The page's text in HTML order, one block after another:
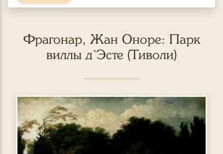
Фрагонар, Жан Оноре: Парк
виллы д`Эсте (Тиволи)